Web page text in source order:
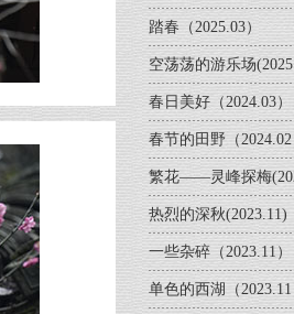
踏春（2025.03）
空荡荡的游乐场
春日美好（2024.03）
春节的田野（2024.02
繁花——灵峰探梅
热烈的深秋(2023.11)
一些杂碎（2023.11）
单色的西湖（2023.11